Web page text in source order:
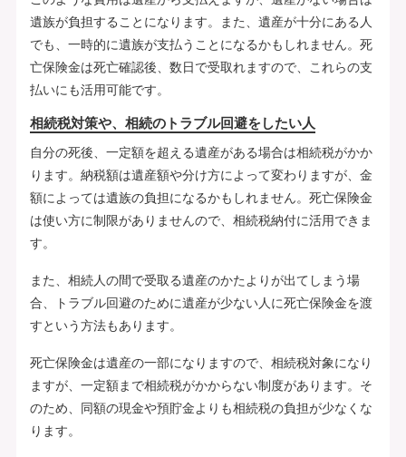
遺族が負担することになります。また、遺産が十分にある人
でも、一時的に遺族が支払うことになるかもしれません。死
亡保険金は死亡確認後、数日で受取れますので、これらの支
払いにも活用可能です。
相続税対策や、相続のトラブル回避をしたい人
自分の死後、一定額を超える遺産がある場合は相続税がかか
ります。納税額は遺産額や分け方によって変わりますが、金
額によっては遺族の負担になるかもしれません。死亡保険金
は使い方に制限がありませんので、相続税納付に活用できま
す。
また、相続人の間で受取る遺産のかたよりが出てしまう場
合、トラブル回避のために遺産が少ない人に死亡保険金を渡
すという方法もあります。
死亡保険金は遺産の一部になりますので、相続税対象になり
ますが、一定額まで相続税がかからない制度があります。そ
のため、同額の現金や預貯金よりも相続税の負担が少なくな
ります。